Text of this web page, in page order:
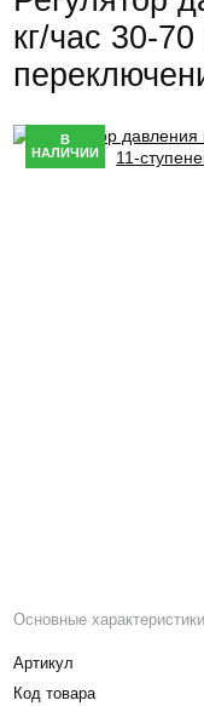
кг/час 30-
В
НАЛИЧИИ
Основные
Артикул
Код товара